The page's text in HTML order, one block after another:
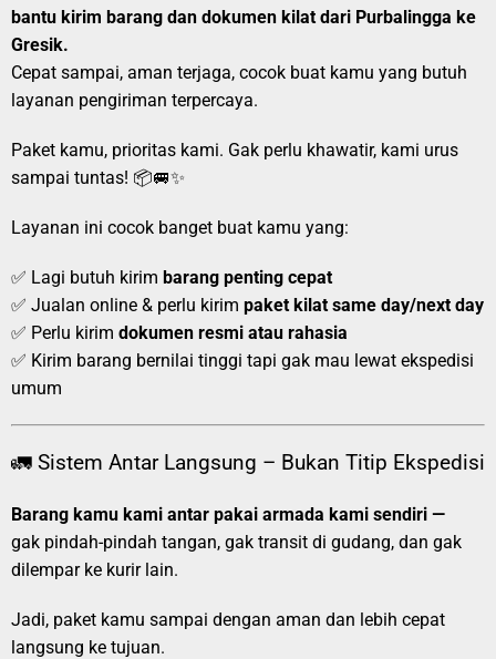
bantu kirim barang dan dokumen kilat dari Purbalingga ke
Gresik.
Cepat sampai, aman terjaga, cocok buat kamu yang butuh
layanan pengiriman terpercaya.
Paket kamu, prioritas kami. Gak perlu khawatir, kami urus
sampai tuntas! 📦🚐✨
Layanan ini cocok banget buat kamu yang:
✅ Lagi butuh kirim barang penting cepat
✅ Jualan online & perlu kirim paket kilat same day/next day
✅ Perlu kirim dokumen resmi atau rahasia
✅ Kirim barang bernilai tinggi tapi gak mau lewat ekspedisi
umum
🚛 Sistem Antar Langsung – Bukan Titip Ekspedisi
Barang kamu kami antar pakai armada kami sendiri —
gak pindah-pindah tangan, gak transit di gudang, dan gak
dilempar ke kurir lain.
Jadi, paket kamu sampai dengan aman dan lebih cepat
langsung ke tujuan.